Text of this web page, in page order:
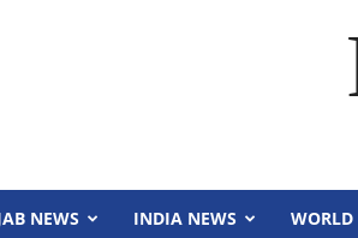
NEWS INDIA NEWS WORLD